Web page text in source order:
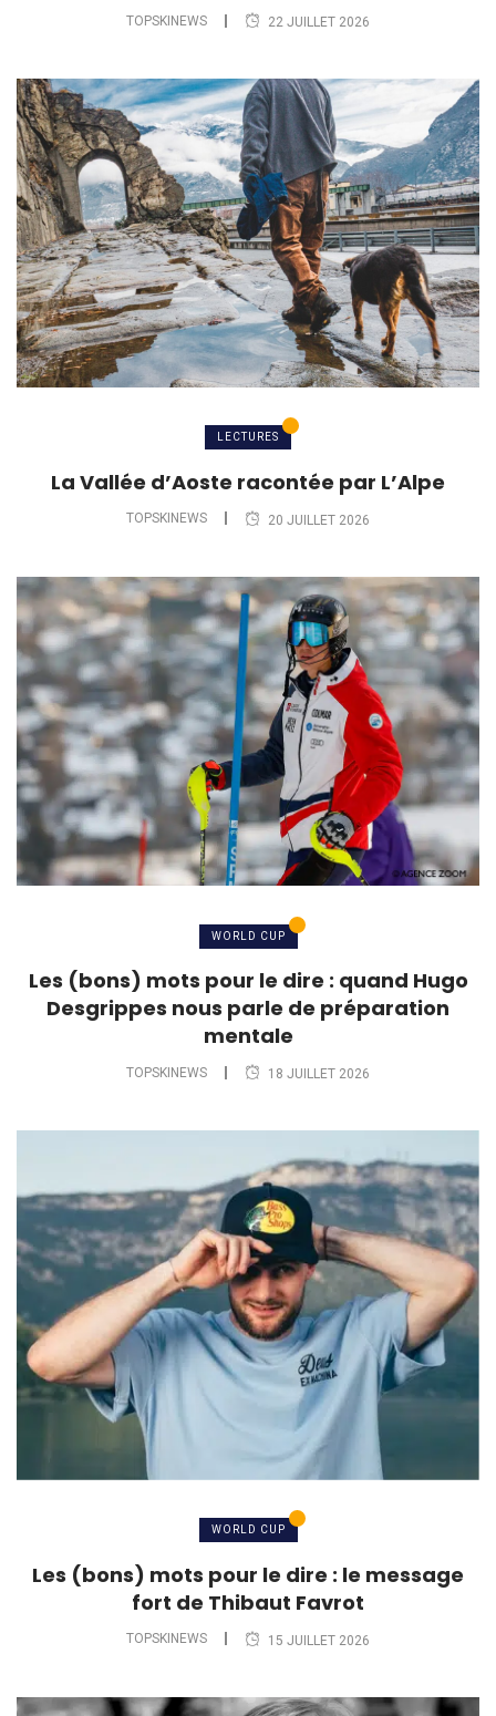
TOPSKINEWS 22 JUILLET 2026
LECTURES
La Vallée d’Aoste racontée par L’Alpe
TOPSKINEWS 20 JUILLET 2026
WORLD CUP
Les (bons) mots pour le dire : quand Hugo
Desgrippes nous parle de préparation
mentale
TOPSKINEWS 18 JUILLET 2026
WORLD CUP
Les (bons) mots pour le dire : le message
fort de Thibaut Favrot
TOPSKINEWS 15 JUILLET 2026